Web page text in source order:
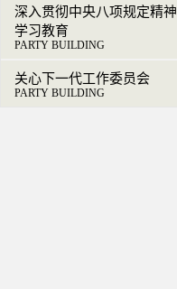
深入贯彻中央八项规定精神
学习教育
PARTY BUILDING
关心下一代工作委员会
PARTY BUILDING